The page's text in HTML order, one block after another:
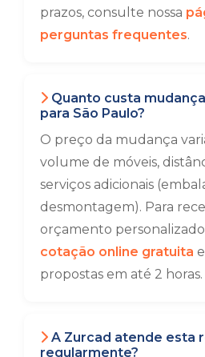
prazos, consulte nossa
perguntas frequentes.
Quanto custa
para São Paulo?
O preço da mudança
volume de móveis,
serviços adicionais
desmontagem). Para
orçamento
cotação online gratuita
propostas em até 2 horas.
A Zurcad atende esta
regularmente?